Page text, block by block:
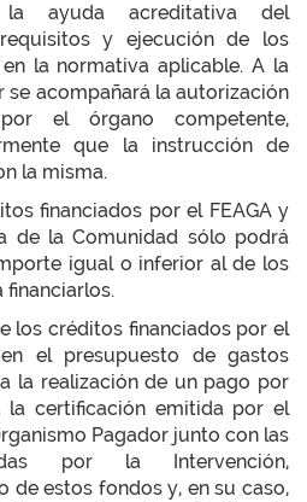
ayuda acreditativa del
y ejecución de los
la normativa aplicable. A la
acompañará la autorización
el órgano competente,
que la instrucción de
la misma.
financiados por el FEAGA y
de la Comunidad sólo podrá
igual o inferior al de los
los créditos financiados por el
el presupuesto de gastos
la realización de un pago por
la certificación emitida por el
Pagador junto con las
por la Intervención,
de estos fondos y, en su caso,